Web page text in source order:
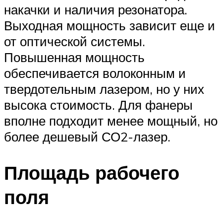
накачки и наличия резонатора.
Выходная мощность зависит еще и
от оптической системы.
Повышенная мощность
обеспечивается волоконным и
твердотельным лазером, но у них
высока стоимость. Для фанеры
вполне подходит менее мощный, но
более дешевый СО2-лазер.
Площадь рабочего
поля